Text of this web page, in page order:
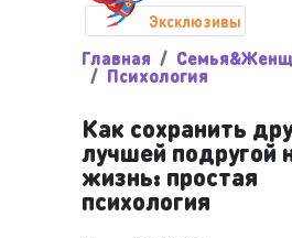
Эксклюзивы
Главная
Психология
Как сохранить
лучшей подругой
жизнь: простая
психология